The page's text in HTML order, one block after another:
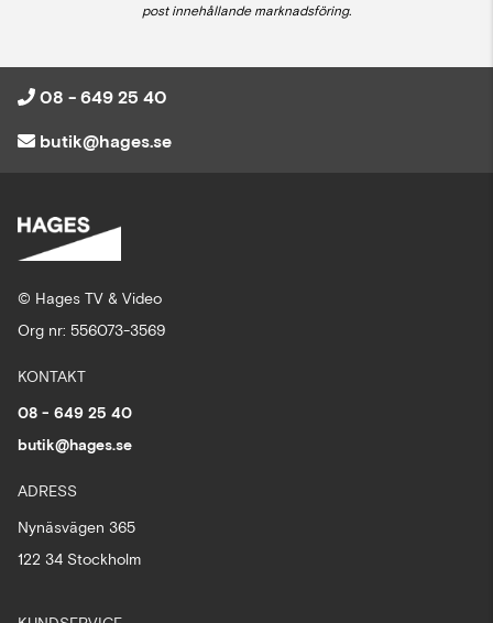
post innehållande marknadsföring.
08 - 649 25 40
butik@hages.se
© Hages TV & Video
Org nr: 556073-3569
KONTAKT
08 - 649 25 40
butik@hages.se
ADRESS
Nynäsvägen 365
122 34 Stockholm